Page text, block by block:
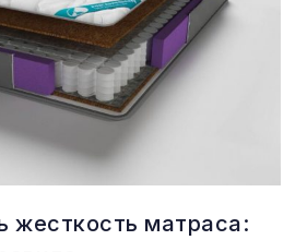
жесткость матраса: